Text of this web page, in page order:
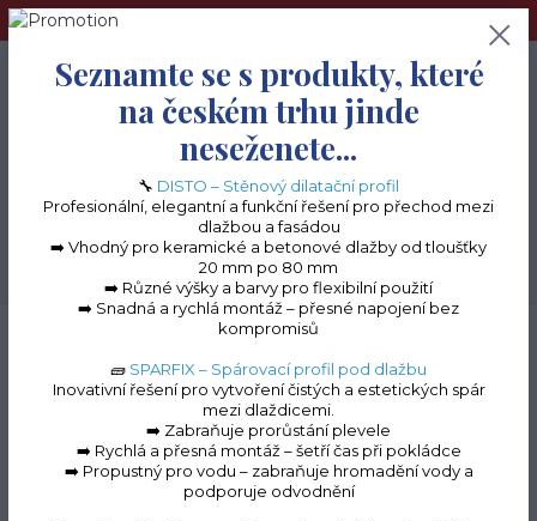
➢Terče pod dlažbu naleznete na e-shopu www.terceshop.cz!➢
+420 605 740 744
0
0 Kč
Terasové profily na terče Terasové profily "L" k terčům
Terasový ukončovací
profil L (2000×130)
(antracit RAL 7016)
Seznamte se s produkty, které
na českém trhu jinde
neseženete...
🔧 DISTO – Stěnový dilatační profil
Profesionální, elegantní a funkční řešení pro přechod mezi
dlažbou a fasádou
➡️ Vhodný pro keramické a betonové dlažby od tloušťky
20 mm po 80 mm
➡️ Různé výšky a barvy pro flexibilní použití
➡️ Snadná a rychlá montáž – přesné napojení bez
kompromisů
🧱 SPARFIX – Spárovací profil pod dlažbu
Inovativní řešení pro vytvoření čistých a estetických spár
mezi dlaždicemi.
➡️ Zabraňuje prorůstání plevele
➡️ Rychlá a přesná montáž – šetří čas při pokládce
➡️ Propustný pro vodu – zabraňuje hromadění vody a
podporuje odvodnění